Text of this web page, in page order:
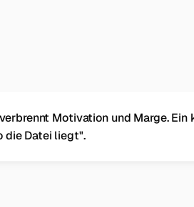
Motivation und Marge. Ein
die Datei liegt".